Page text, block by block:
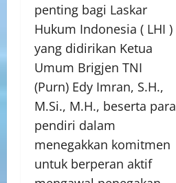
penting bagi Laskar
Hukum Indonesia ( LHI )
yang didirikan Ketua
Umum Brigjen TNI
(Purn) Edy Imran, S.H.,
M.Si., M.H., beserta para
pendiri dalam
menegakkan komitmen
untuk berperan aktif